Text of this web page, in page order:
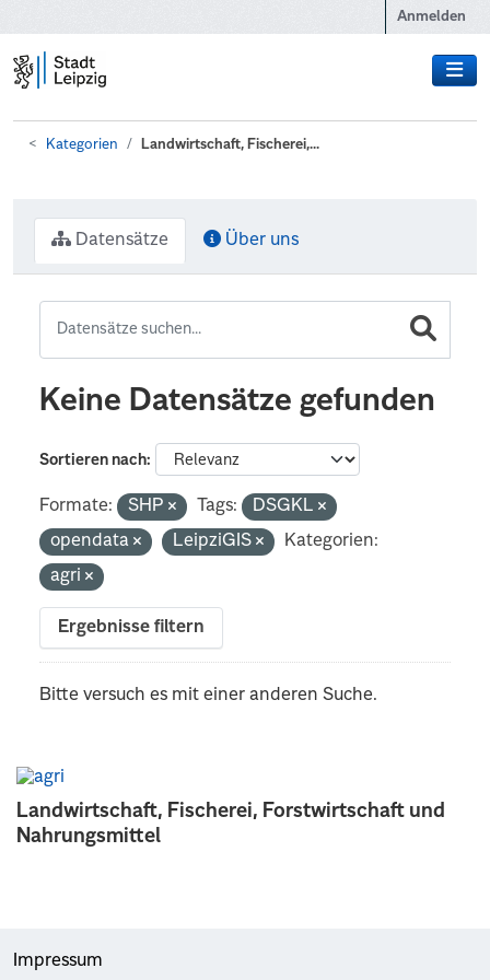
Anmelden
Kategorien Landwirtschaft, Fischerei,...
Landwirtschaft, Fischerei, Forstwirtschaft und
Nahrungsmittel
Datensätze Über uns
Keine Datensätze gefunden
Sortieren nach
Formate: SHP Tags:
DSGKL
opendata
LeipziGIS
Kategorien:
agri
Ergebnisse filtern
Bitte versuch es mit einer anderen Suche.
Impressum